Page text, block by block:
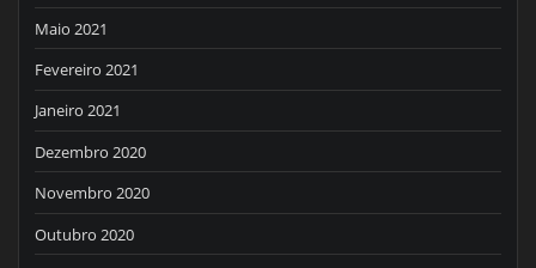
Maio 2021
Fevereiro 2021
Janeiro 2021
Dezembro 2020
Novembro 2020
Outubro 2020